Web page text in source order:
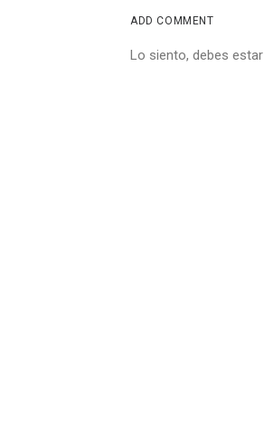
ADD COMMENT
Lo siento, debes estar